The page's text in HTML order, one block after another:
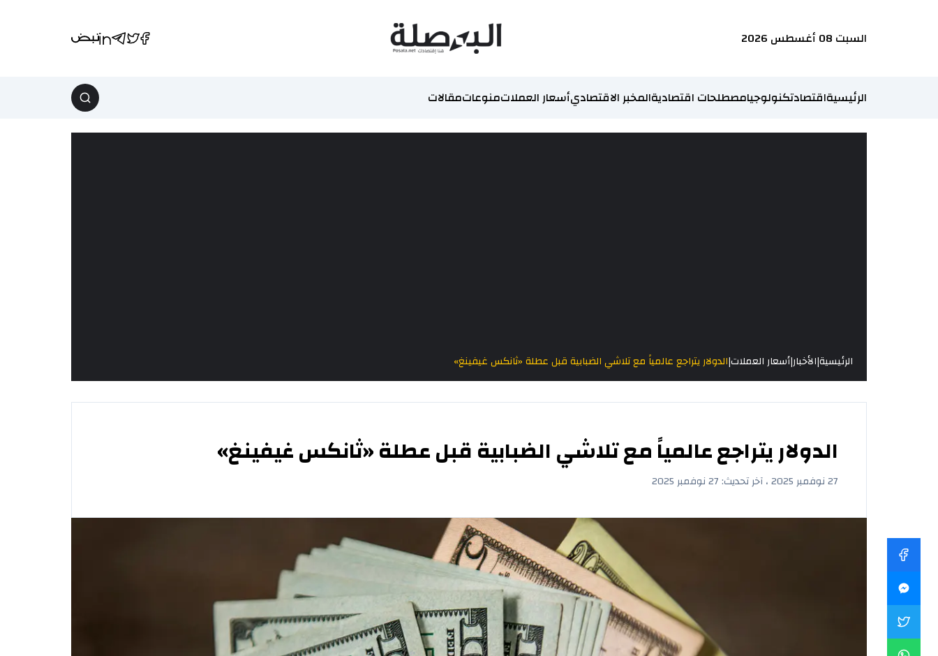
السبت 08 أغسطس 2026
الرئيسيةاقتصادتكنولوجيامصطلحات اقتصاديةالمخبر الاقتصاديأسعار العملاتمنوعاتمقالات
الرئيسية|الأخبار|أسعار العملات|الدولار يتراجع عالمياً مع تلاشي الضبابية قبل عطلة «ثانكس غيفينغ»
الدولار يتراجع عالمياً مع تلاشي الضبابية قبل عطلة «ثانكس غيفينغ»
27 نوفمبر 2025 ، آخر تحديث: 27 نوفمبر 2025